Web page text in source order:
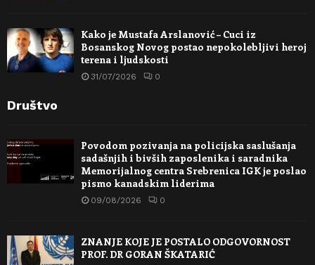
Kako je Mustafa Arslanović – Cuci iz
Bosanskog Novog postao nepokolebljivi heroj
terena i ljudskosti
31/07/2026 0
Društvo
Povodom pozivanja na policijska saslušanja
sadašnjih i bivših zaposlenika i saradnika
Memorijalnog centra Srebrenica IGK je poslao
pismo kanadskim liderima
09/08/2026 0
ZNANJE KOJE JE POSTALO ODGOVORNOST
PROF. DR GORAN ŠKATARIĆ